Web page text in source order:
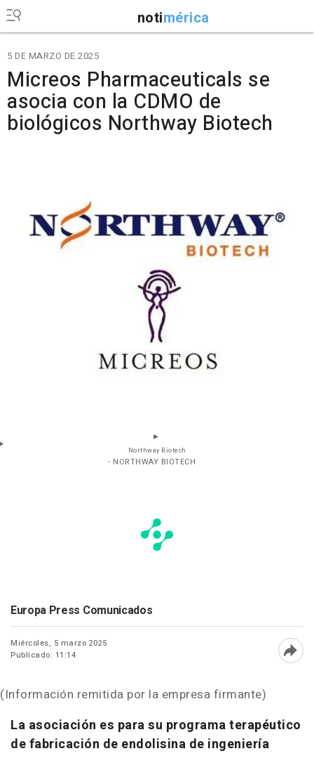
notimérica
5 DE MARZO DE 2025
Micreos Pharmaceuticals se
asocia con la CDMO de
biológicos Northway Biotech
Northway Biotech
- NORTHWAY BIOTECH
Europa Press Comunicados
Miércoles, 5 marzo 2025
Publicado: 11:14
(Información remitida por la empresa firmante)
La asociación es para su programa terapéutico
de fabricación de endolisina de ingeniería